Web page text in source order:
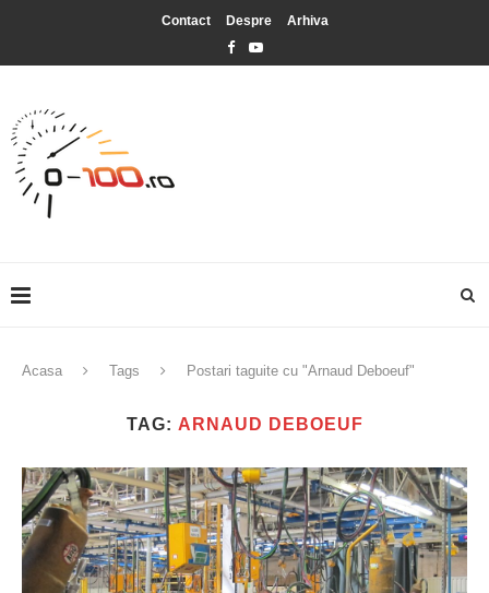
Contact Despre Arhiva
Acasa Tags Postari taguite cu "Arnaud Deboeuf"
TAG: ARNAUD DEBOEUF